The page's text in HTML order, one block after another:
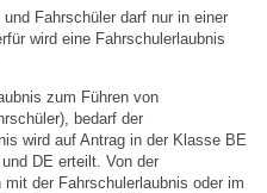
Fahrschüler darf nur in einer
wird eine Fahrschulerlaubnis
zum Führen von
bedarf der
wird auf Antrag in der Klasse BE
DE erteilt. Von der
der Fahrschulerlaubnis oder im